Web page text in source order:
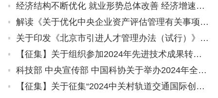
经济结构不断优化 就业形势总体改善 经济增速名列前茅 2023年我国GDP同比增长5.2%
解读《关于优化中央企业资产评估管理有关事项的通知》
关于印发《北京市引进人才管理办法（试行）》的通知（京人社调发〔2018〕38号）
【征集】关于组织参加2024年先进技术成果转化大会有关事项的通知
科技部 中央宣传部 中国科协关于举办2024年全国科技活动周的通知
【征集】关于征集“2024中关村轨道交通国际创新创业大赛” 项目的通知